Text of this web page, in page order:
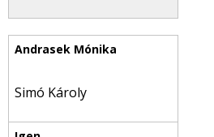
Simó Károly